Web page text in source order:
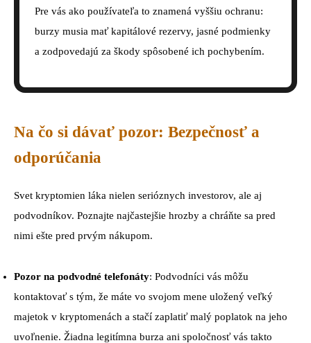
Pre vás ako používateľa to znamená vyššiu ochranu:
burzy musia mať kapitálové rezervy, jasné podmienky
a zodpovedajú za škody spôsobené ich pochybením.
Na čo si dávať pozor: Bezpečnosť a
odporúčania
Svet kryptomien láka nielen serióznych investorov, ale aj
podvodníkov. Poznajte najčastejšie hrozby a chráňte sa pred
nimi ešte pred prvým nákupom.
Pozor na podvodné telefonáty: Podvodníci vás môžu
kontaktovať s tým, že máte vo svojom mene uložený veľký
majetok v kryptomenách a stačí zaplatiť malý poplatok na jeho
uvoľnenie. Žiadna legitímna burza ani spoločnosť vás takto